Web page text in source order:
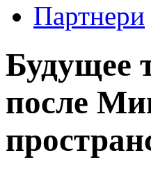
Партнери
Будущее
после